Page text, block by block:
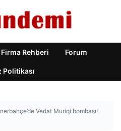
Firma Rehberi Forum
Politikası
Vedat Muriqi bombası!